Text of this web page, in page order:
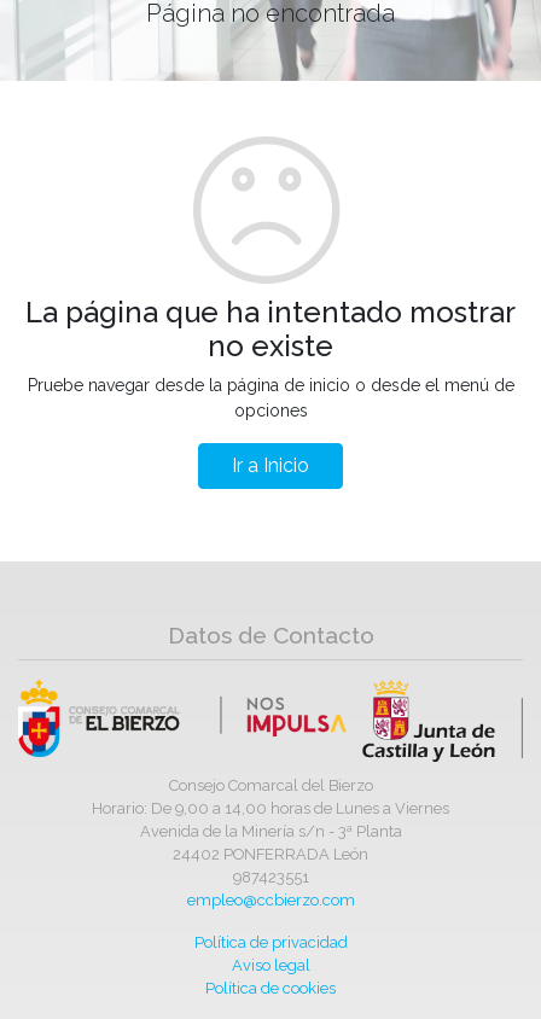
Página no encontrada
La página que ha intentado mostrar
no existe
Pruebe navegar desde la página de inicio o desde el menú de
opciones
Ir a Inicio
Datos de Contacto
Consejo Comarcal del Bierzo
Horario: De 9,00 a 14,00 horas de Lunes a Viernes
Avenida de la Minería s/n - 3ª Planta
24402 PONFERRADA León
987423551
empleo@ccbierzo.com
Política de privacidad
Aviso legal
Política de cookies